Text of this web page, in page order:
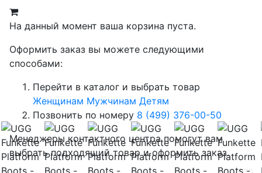
На данный момент ваша корзина пуста.
Оформить заказ вы можете следующими
способами:
Перейти в каталог и выбрать товар
Женщинам Мужчинам Детям
Позвонить по номеру 8 (499) 376-00-50
Менеджеры контактного центра помогут вам
выбрать подходящий товар и оформить заказ.